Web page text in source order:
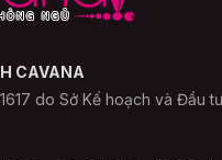
từng loại chất liệu
mà thông số có thể
CAVANA
do Sở Kế hoạch và Đầu